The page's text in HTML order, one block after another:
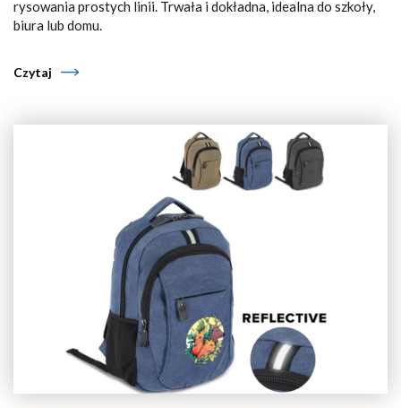
rysowania prostych linii. Trwała i dokładna, idealna do szkoły,
biura lub domu.
Czytaj